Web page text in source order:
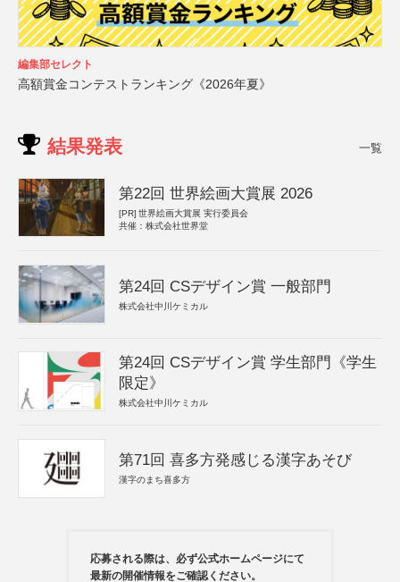
編集部セレクト
高額賞金コンテストランキング《2026年夏》
結果発表 一覧
第22回 世界絵画大賞展 2026
[PR] 世界絵画大賞展 実行委員会
共催：株式会社世界堂
第24回 CSデザイン賞 一般部門
株式会社中川ケミカル
第24回 CSデザイン賞 学生部門《学生
限定》
株式会社中川ケミカル
第71回 喜多方発感じる漢字あそび
漢字のまち喜多方
応募される際は、必ず公式ホームページにて
最新の開催情報をご確認ください。